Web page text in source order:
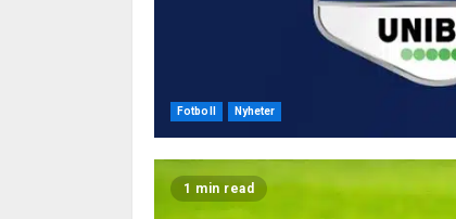
Fotboll Nyheter
1 min read